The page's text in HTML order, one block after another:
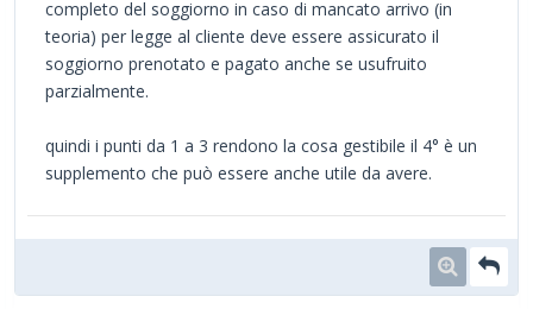
completo del soggiorno in caso di mancato arrivo (in
teoria) per legge al cliente deve essere assicurato il
soggiorno prenotato e pagato anche se usufruito
parzialmente.
quindi i punti da 1 a 3 rendono la cosa gestibile il 4° è un
supplemento che può essere anche utile da avere.